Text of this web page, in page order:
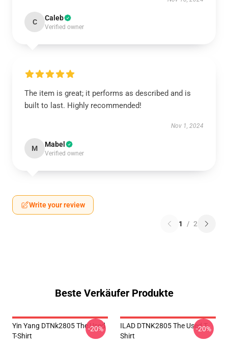
C Caleb
Verified owner
The item is great; it performs as described and is
built to last. Highly recommended!
Nov 1, 2024
M Mabel
Verified owner
Write your review
1 / 2
Beste Verkäufer Produkte
Yin Yang DTNk2805 The Used
T-Shirt
-20%
ILAD DTNK2805 The Used T-
Shirt
-20%